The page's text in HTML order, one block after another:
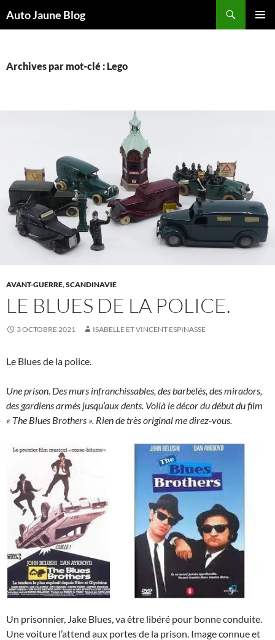
Auto Jaune Blog
Archives par mot-clé : Lego
AVANT-GUERRE,SCANDINAVIE
LE BLUES DE LA POLICE.
3 OCTOBRE 2021 ISABELLE ET VINCENT ESPINASSE
Le Blues de la police.
Une prison. Des murs infranchissables, des barbelés, des miradors,
des gardiens armés jusqu’aux dents. Voilà le décor du début du film
« The Blues Brothers ». Rien de très original me direz-vous.
Un prisonnier, Jake Blues, va être libéré pour bonne conduite.
Une voiture l’attend aux portes de la prison. Image connue et